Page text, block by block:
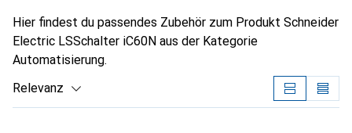
Hier findest du passendes Zubehör zum Produkt Schneider
Electric LSSchalter iC60N aus der Kategorie
Automatisierung.
Relevanz